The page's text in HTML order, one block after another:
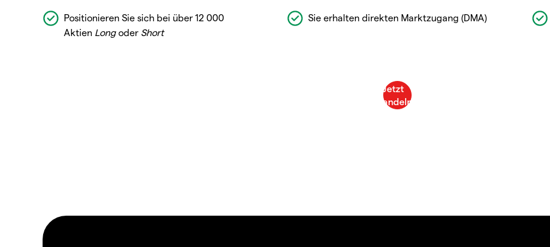
Positionieren Sie sich bei über 12 000
Aktien Longoder Short
Sie erhalten direkten Marktzugang (DMA)